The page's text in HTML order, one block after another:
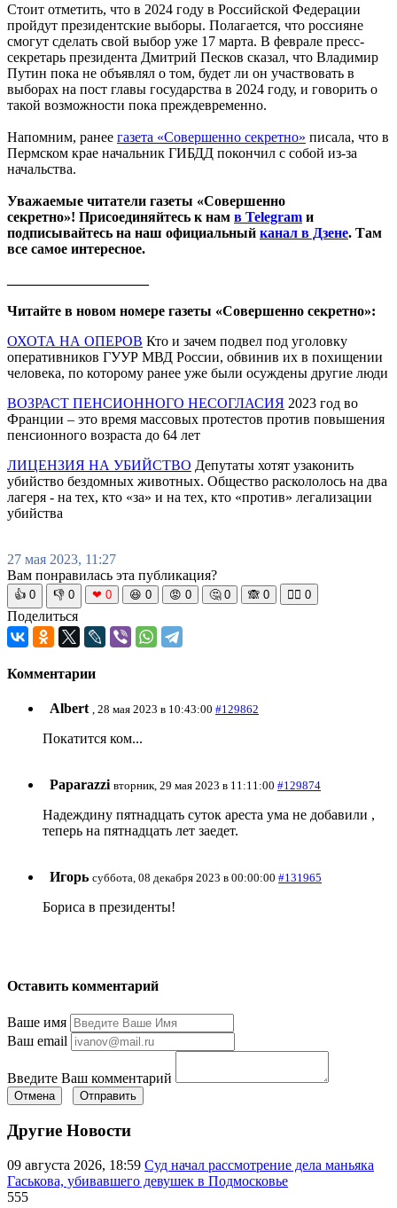
Стоит отметить, что в 2024 году в Российской Федерации
пройдут президентские выборы. Полагается, что россияне
смогут сделать свой выбор уже 17 марта. В феврале пресс-
секретарь президента Дмитрий Песков сказал, что Владимир
Путин пока не объявлял о том, будет ли он участвовать в
выборах на пост главы государства в 2024 году, и говорить о
такой возможности пока преждевременно.
Напомним, ранее газета «Совершенно секретно» писала, что в
Пермском крае начальник ГИБДД покончил с собой из-за
начальства.
Уважаемые читатели газеты «Совершенно
секретно»! Присоединяйтесь к нам в Telegram и
подписывайтесь на наш официальный канал в Дзене. Там
все самое интересное.
Читайте в новом номере газеты «Совершенно секретно»:
ОХОТА НА ОПЕРОВ Кто и зачем подвел под уголовку
оперативников ГУУР МВД России, обвинив их в похищении
человека, по которому ранее уже были осуждены другие люди
ВОЗРАСТ ПЕНСИОННОГО НЕСОГЛАСИЯ 2023 год во
Франции – это время массовых протестов против повышения
пенсионного возраста до 64 лет
ЛИЦЕНЗИЯ НА УБИЙСТВО Депутаты хотят узаконить
убийство бездомных животных. Общество раскололось на два
лагеря - на тех, кто «за» и на тех, кто «против» легализации
убийства
27 мая 2023, 11:27
Вам понравилась эта публикация?
👍 0 👎 0 ❤ 0 😆 0 😡 0 🤔 0 🙈 0 🧘‍♀️ 0
Поделиться
Комментарии
Albert , 28 мая 2023 в 10:43:00 #129862
Покатится ком...
Paparazzi вторник, 29 мая 2023 в 11:11:00 #129874
Надеждину пятнадцать суток ареста ума не добавили ,
теперь на пятнадцать лет заедет.
Игорь суббота, 08 декабря 2023 в 00:00:00 #131965
Бориса в президенты!
Оставить комментарий
Ваше имя
Ваш email
Введите Ваш комментарий
Отмена Отправить
Другие Новости
09 августа 2026, 18:59 Суд начал рассмотрение дела маньяка
Гаськова, убивавшего девушек в Подмосковье
555